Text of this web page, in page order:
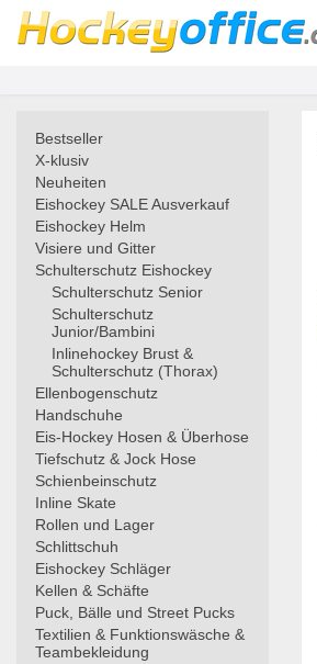
Bestseller
X-klusiv
Neuheiten
Eishockey SALE Ausverkauf
Eishockey Helm
Visiere und Gitter
Schulterschutz Eishockey
Schulterschutz Senior
Schulterschutz
Junior/Bambini
Inlinehockey Brust &
Schulterschutz (Thorax)
Ellenbogenschutz
Handschuhe
Eis-Hockey Hosen & Überhose
Tiefschutz & Jock Hose
Schienbeinschutz
Inline Skate
Rollen und Lager
Schlittschuh
Eishockey Schläger
Kellen & Schäfte
Puck, Bälle und Street Pucks
Textilien & Funktionswäsche &
Teambekleidung